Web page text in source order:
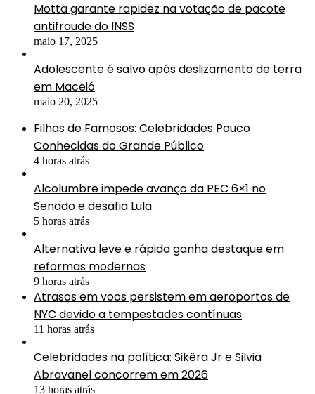
Motta garante rapidez na votação de pacote
antifraude do INSS
maio 17, 2025
Adolescente é salvo após deslizamento de terra
em Maceió
maio 20, 2025
Filhas de Famosos: Celebridades Pouco
Conhecidas do Grande Público
4 horas atrás
Alcolumbre impede avanço da PEC 6×1 no
Senado e desafia Lula
5 horas atrás
Alternativa leve e rápida ganha destaque em
reformas modernas
9 horas atrás
Atrasos em voos persistem em aeroportos de
NYC devido a tempestades contínuas
11 horas atrás
Celebridades na política: Sikêra Jr e Silvia
Abravanel concorrem em 2026
13 horas atrás